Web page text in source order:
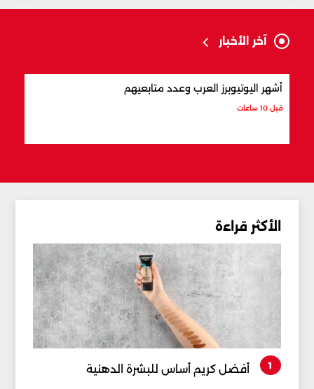
آخر الأخبار
أشهر اليوتيوبرز العرب وعدد متابعيهم
قبل 10 ساعات
الأكثر قراءة
1 أفضل كريم أساس للبشرة الدهنية